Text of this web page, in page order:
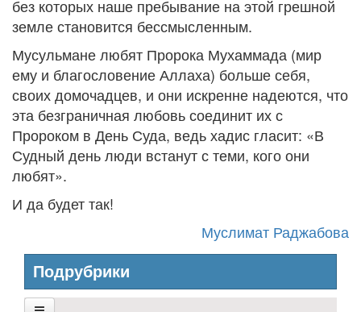
без которых наше пребывание на этой грешной
земле становится бессмысленным.
Мусульмане любят Пророка Мухаммада (мир
ему и благословение Аллаха) больше себя,
своих домочадцев, и они искренне надеются, что
эта безграничная любовь соединит их с
Пророком в День Суда, ведь хадис гласит: «В
Судный день люди встанут с теми, кого они
любят».
И да будет так!
Муслимат Раджабова
Подрубрики